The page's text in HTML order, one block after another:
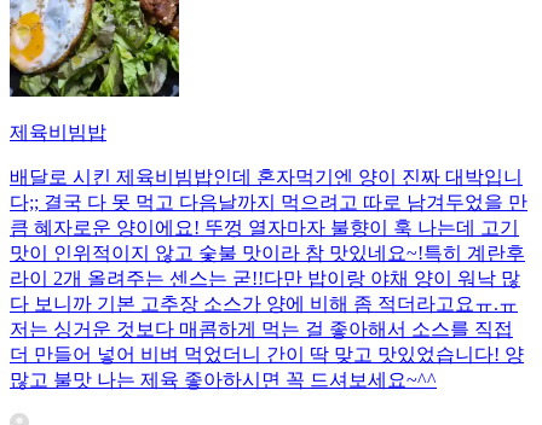
제육비빔밥
배달로 시킨 제육비빔밥인데 혼자먹기엔 양이 진짜 대박입니
다;; 결국 다 못 먹고 다음날까지 먹으려고 따로 남겨두었을 만
큼 혜자로운 양이에요! 뚜껑 열자마자 불향이 훅 나는데 고기
맛이 인위적이지 않고 숯불 맛이라 참 맛있네요~!특히 계란후
라이 2개 올려주는 센스는 굳!! ​다만 밥이랑 야채 양이 워낙 많
다 보니까 기본 고추장 소스가 양에 비해 좀 적더라고요ㅠ.ㅠ
저는 싱거운 것보다 매콤하게 먹는 걸 좋아해서 소스를 직접
더 만들어 넣어 비벼 먹었더니 간이 딱 맞고 맛있었습니다! 양
많고 불맛 나는 제육 좋아하시면 꼭 드셔보세요~^^